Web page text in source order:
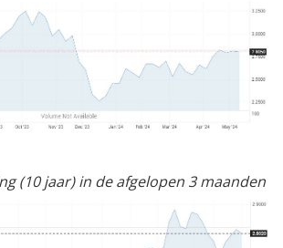
(10 jaar) in de afgelopen 3 maanden